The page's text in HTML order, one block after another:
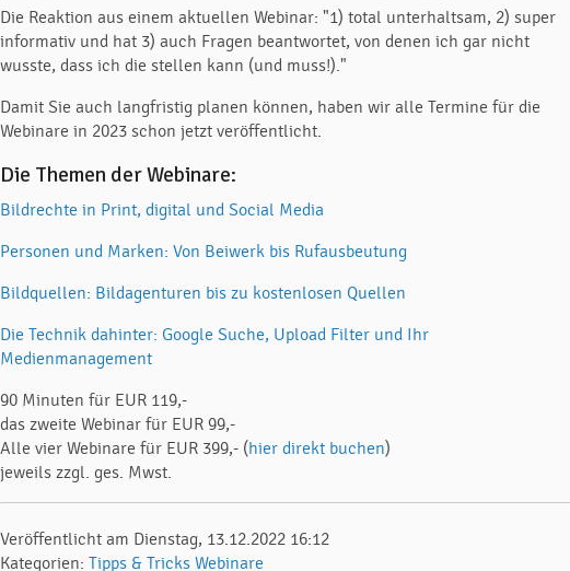
Die Reaktion aus einem aktuellen Webinar: "1) total unterhaltsam, 2) super
informativ und hat 3) auch Fragen beantwortet, von denen ich gar nicht
wusste, dass ich die stellen kann (und muss!)."
Damit Sie auch langfristig planen können, haben wir alle Termine für die
Webinare in 2023 schon jetzt veröffentlicht.
Die Themen der Webinare:
Bildrechte in Print, digital und Social Media
Personen und Marken: Von Beiwerk bis Rufausbeutung
Bildquellen: Bildagenturen bis zu kostenlosen Quellen
Die Technik dahinter: Google Suche, Upload Filter und Ihr
Medienmanagement
90 Minuten für EUR 119,-
das zweite Webinar für EUR 99,-
Alle vier Webinare für EUR 399,- (hier direkt buchen)
jeweils zzgl. ges. Mwst.
Veröffentlicht am Dienstag, 13.12.2022 16:12
Kategorien:Tipps & Tricks Webinare